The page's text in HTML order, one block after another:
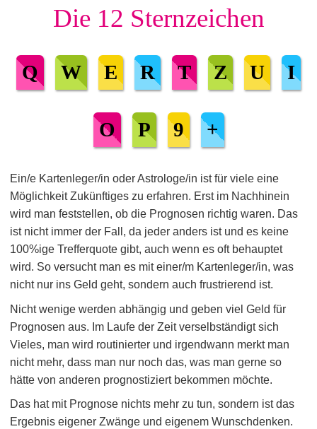
Die 12 Sternzeichen
Q W E R T Z U I
O P 9 +
Ein/e Kartenleger/in oder Astrologe/in ist für viele eine
Möglichkeit Zukünftiges zu erfahren. Erst im Nachhinein
wird man feststellen, ob die Prognosen richtig waren. Das
ist nicht immer der Fall, da jeder anders ist und es keine
100%ige Trefferquote gibt, auch wenn es oft behauptet
wird. So versucht man es mit einer/m Kartenleger/in, was
nicht nur ins Geld geht, sondern auch frustrierend ist.
Nicht wenige werden abhängig und geben viel Geld für
Prognosen aus. Im Laufe der Zeit verselbständigt sich
Vieles, man wird routinierter und irgendwann merkt man
nicht mehr, dass man nur noch das, was man gerne so
hätte von anderen prognostiziert bekommen möchte.
Das hat mit Prognose nichts mehr zu tun, sondern ist das
Ergebnis eigener Zwänge und eigenem Wunschdenken.